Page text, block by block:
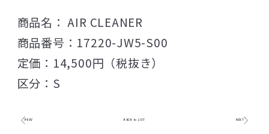
商品名： AIR CLEANER
商品番号：17220-JW5-S00
定価：14,500円（税抜き）
区分：S
PREV BACK to LIST NEXT